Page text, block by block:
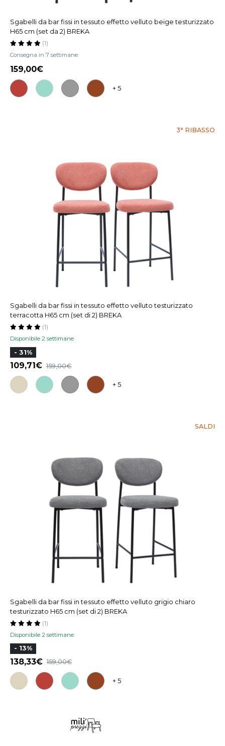
Sgabelli da bar fissi in tessuto effetto velluto beige testurizzato
H65 cm (set da 2) BREKA
Consegna in 7 settimane
(1)
159,00
+ 5
3° RIBASSO
Sgabelli da bar fissi in tessuto effetto velluto testurizzato
terracotta H65 cm (set di 2) BREKA
Disponibile 2 settimane
(1)
- 31%
109,71 159,00
+ 5
SALDI
Sgabelli da bar fissi in tessuto effetto velluto grigio chiaro
testurizzato H65 cm (set di 2) BREKA
Disponibile 2 settimane
(1)
- 13%
138,33 159,00
+ 5